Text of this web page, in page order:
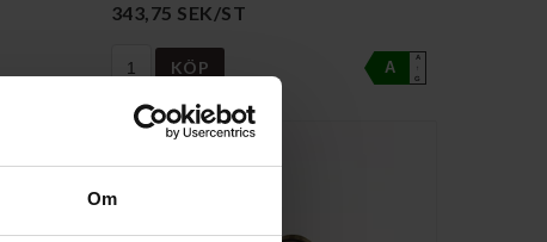
Om
343,75 SEK/ST
KÖP A
A
↑
G